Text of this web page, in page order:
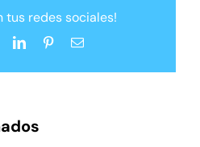
tus redes sociales!
LinkedInPinterestCorreo